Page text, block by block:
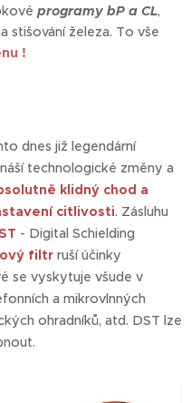
programy bP a CL,
stišování železa. To vše
!
dnes již legendární
technologické změny a
lutně klidný chod a
citlivosti. Zásluhu
- Digital Schielding
filtr ruší účinky
se vyskytuje všude v
a mikrovlnných
ohradníků, atd. DST lze